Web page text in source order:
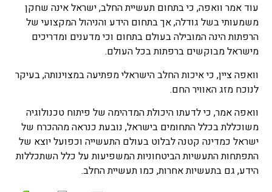
עוד אמר וואפה, כי בתחום תעשיית החלב, ישראל אינה שחקן
משמעותי בשל גודלה, אך בתחום הידע והניהול המקצועי של
הרפתות הינה המובילה בעולם בתחום וכי מדענים ומדריכים
מישראל מבוקשים ברפתות בכל העולם.
וואפה ציין, כי איכות החלב הישראלי מפתיעה במצוינותה, בעיקר
לנוכח מזג האוויר החם.
וואפה אמר, כי לדעתו היכולת המדהימה של פיתוח טכנולוגיה
משוכללת בכלל התחומים בישראל, נובעת כנראה מההכרח של
ישראל כמדינה קטנה לבלוט בעולם התעשייה וכפועל יוצא של
התפתחות התעשיות הביטחוניות המשפיעות על כלל השתכללות
הידע, גם בתעשיות אחרות, כמו תעשיית החלב.